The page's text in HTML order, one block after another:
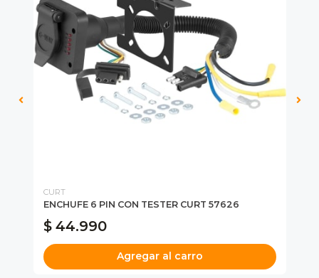
CURT
ENCHUFE 6 PIN CON TESTER CURT 57626
$ 44.990
Agregar al carro